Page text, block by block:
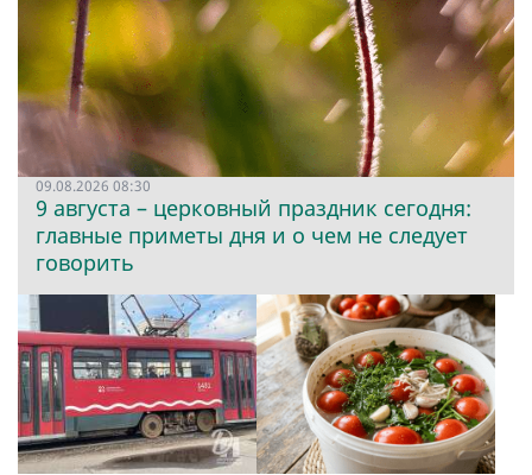
09.08.2026 08:30
9 августа – церковный праздник сегодня:
главные приметы дня и о чем не следует
говорить